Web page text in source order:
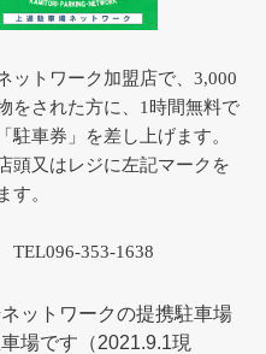
ットワーク加盟店で、3,000
をされた方に、1時間無料で
駐車券」を差し上げます。
頭又はレジに左記マークを
す。
TEL096-353-1638
ネットワークの提携駐⾞場
場です（2021.9.1現